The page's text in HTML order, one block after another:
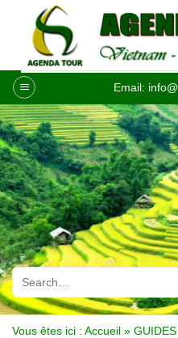
contenu
Email:
Vous êtes ici : Accueil »